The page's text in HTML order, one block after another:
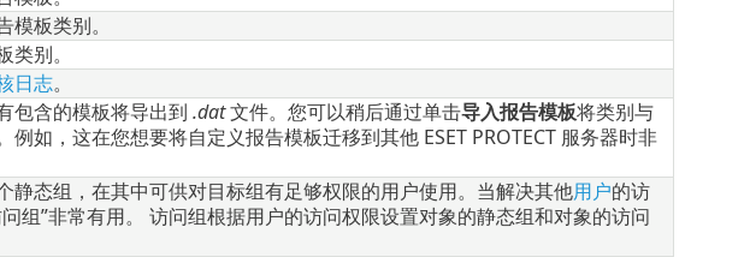
板类别。
别。
日志。
包含的模板将导出到 .dat文件。您可以稍后通过单击导入报告模板将类别与
例如，这在您想要将自定义报告模板迁移到其他 ESET PROTECT 服务器时非
静态组，在其中可供对目标组有足够权限的用户使用。当解决其他用户的访
组”非常有用。 访问组根据用户的访问权限设置对象的静态组和对象的访问